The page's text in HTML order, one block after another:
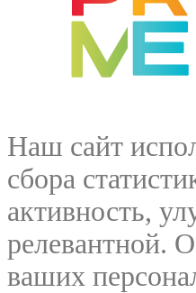
Наш сайт
сбора
активность,
релевантной.
ваших